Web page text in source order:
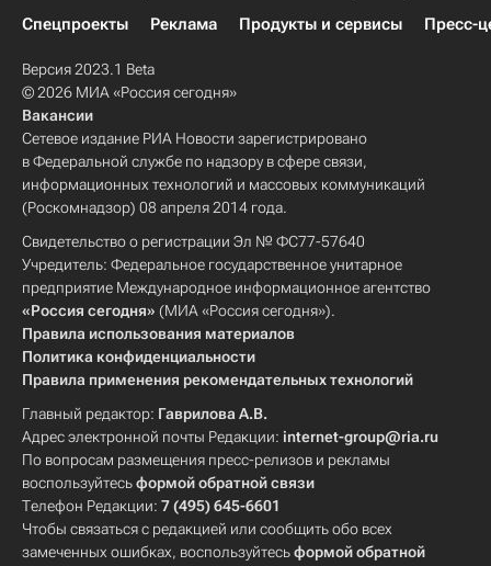
Спецпроекты
Реклама Продукты и сервисы Пресс-
Версия 2023.1 Beta
© 2026 МИА «Россия сегодня»
Вакансии
Сетевое издание РИА Новости зарегистрировано
в Федеральной службе по надзору в сфере связи,
информационных технологий и массовых коммуникаций
(Роскомнадзор) 08 апреля 2014 года.
Свидетельство о регистрации Эл № ФС77-57640
Учредитель: Федеральное государственное унитарное
предприятие Международное информационное агентство
«Россия сегодня» (МИА «Россия сегодня»).
Правила использования материалов
Политика конфиденциальности
Правила применения рекомендательных технологий
Главный редактор: Гаврилова А.В.
Адрес электронной почты Редакции: internet-group@ria.ru
По вопросам размещения пресс-релизов и рекламы
воспользуйтесьформой обратной связи
Телефон Редакции: 7 (495) 645-6601
Чтобы связаться с редакцией или сообщить обо всех
замеченных ошибках, воспользуйтесьформой обратной